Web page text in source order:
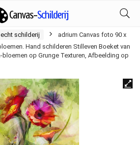
echt schilderij
adrium Canvas foto 90 x
Hand schilderen Stilleven Boeket van
op Grunge Texturen, Afbeelding op